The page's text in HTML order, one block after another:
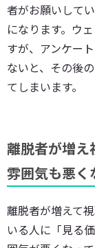
者がお願いして
になります。ウ
すが、アンケー
ないと、その後
てしまいます。
離脱者が増え
雰囲気も悪く
離脱者が増えて
いる人に「見る